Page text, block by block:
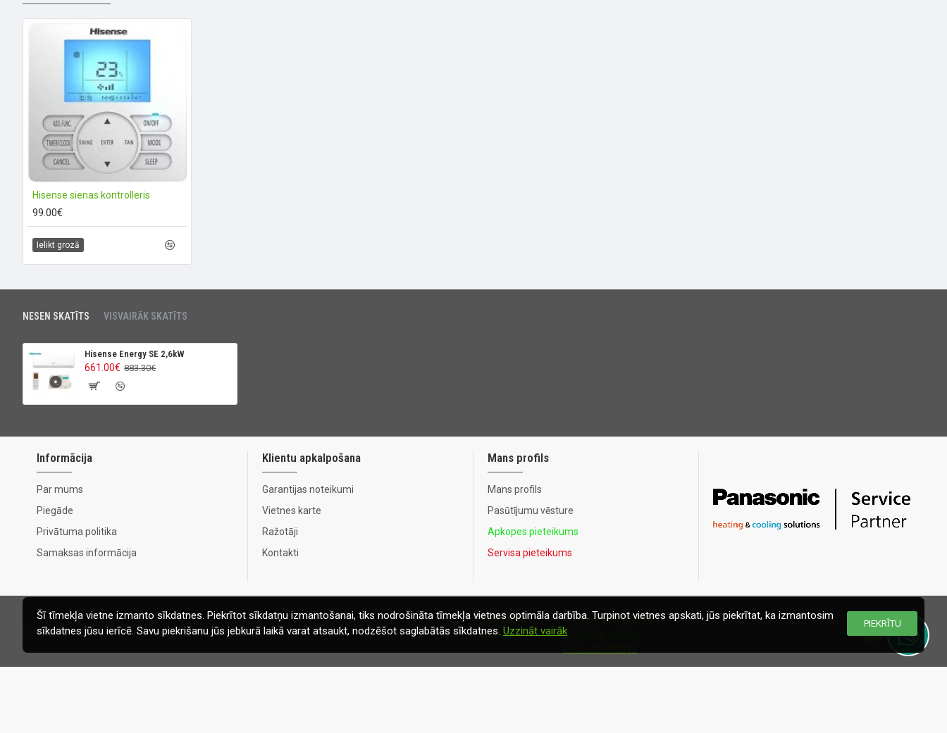
Hisense sienas kontrolleris
99.00€
Ielikt grozā
NESEN SKATĪTS VISVAIRĀK SKATĪTS
Hisense Energy SE 2,6kW
661.00€ 883.30€
Informācija
Par mums
Piegāde
Privātuma politika
Samaksas informācija
Klientu apkalpošana
Garantijas noteikumi
Vietnes karte
Ražotāji
Kontakti
Mans profils
Mans profils
Pasūtījumu vēsture
Apkopes pieteikums
Servisa pieteikums
Copyright © 2020, Ecomaja.lv. Visas tiesības aizsargātas
PIEKRĪTU
Šī tīmekļa vietne izmanto sīkdatnes. Piekrītot sīkdatņu izmantošanai, tiks nodrošināta tīmekļa vietnes optimāla darbība. Turpinot vietnes apskati, jūs piekrītat, ka izmantosim
sīkdatnes jūsu ierīcē. Savu piekrišanu jūs jebkurā laikā varat atsaukt, nodzēšot saglabātās sīkdatnes. Uzzināt vairāk